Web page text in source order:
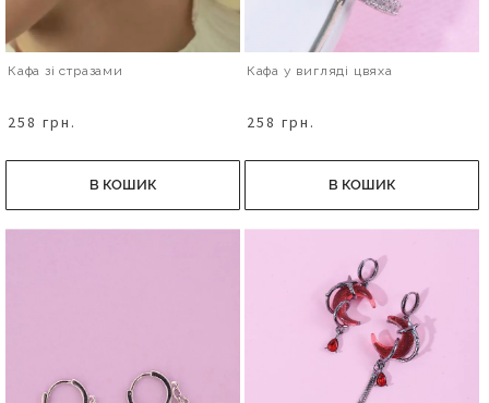
Кафа зі стразами
258 грн.
В КОШИК
Кафа у вигляді цвяха
258 грн.
В КОШИК